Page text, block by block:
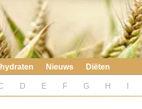
Nieuws Diëten
D E F G H